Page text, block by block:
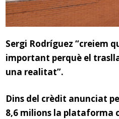
Sergi Rodríguez “creiem
important perquè el
una realitat”.
Dins del crèdit anunciat
8,6 milions la plataforma